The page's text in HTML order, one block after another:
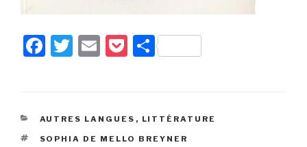
F
e
b
T
er
E
P
k
et
P
g
er
CATÉGORIES
AUTRES LANGUES , LITTÉRATURE
ÉTIQUETTES
SOPHIA DE MELLO BREYNER